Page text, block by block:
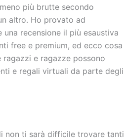
più brutte secondo
altro. Ho provato ad
recensione il più esaustiva
free e premium, ed ecco cosa
ragazzi e ragazze possono
e regali virtuali da parte degli
non ti sarà difficile trovare tanti